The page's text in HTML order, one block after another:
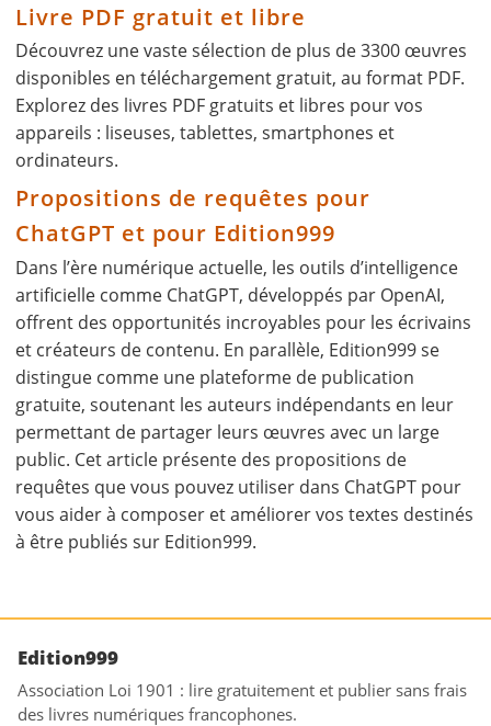
Livre PDF gratuit et libre
Découvrez une vaste sélection de plus de 3300 œuvres
disponibles en téléchargement gratuit, au format PDF.
Explorez des livres PDF gratuits et libres pour vos
appareils : liseuses, tablettes, smartphones et
ordinateurs.
Propositions de requêtes pour
ChatGPT et pour Edition999
Dans l’ère numérique actuelle, les outils d’intelligence
artificielle comme ChatGPT, développés par OpenAI,
offrent des opportunités incroyables pour les écrivains
et créateurs de contenu. En parallèle, Edition999 se
distingue comme une plateforme de publication
gratuite, soutenant les auteurs indépendants en leur
permettant de partager leurs œuvres avec un large
public. Cet article présente des propositions de
requêtes que vous pouvez utiliser dans ChatGPT pour
vous aider à composer et améliorer vos textes destinés
à être publiés sur Edition999.
Edition999
Association Loi 1901 : lire gratuitement et publier sans frais
des livres numériques francophones.